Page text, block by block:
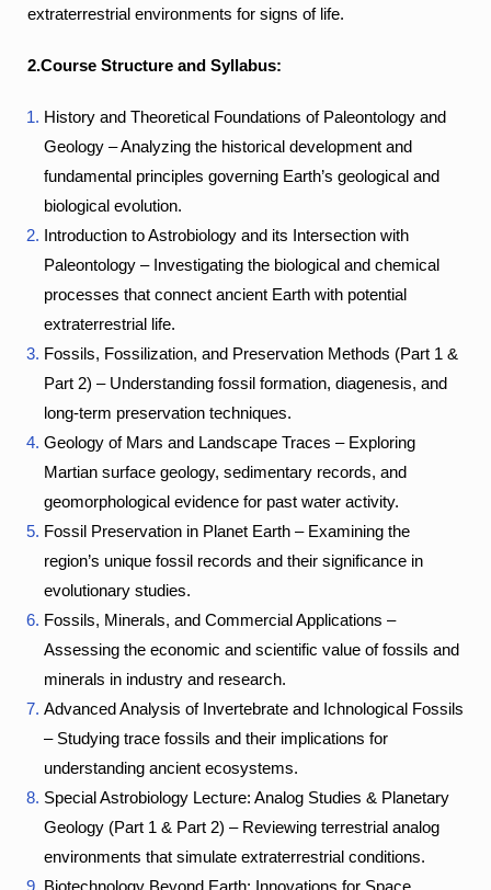
extraterrestrial environments for signs of life.
2.Course Structure and Syllabus:
History and Theoretical Foundations of Paleontology and
Geology – Analyzing the historical development and
fundamental principles governing Earth’s geological and
biological evolution.
Introduction to Astrobiology and its Intersection with
Paleontology – Investigating the biological and chemical
processes that connect ancient Earth with potential
extraterrestrial life.
Fossils, Fossilization, and Preservation Methods (Part 1 &
Part 2) – Understanding fossil formation, diagenesis, and
long-term preservation techniques.
Geology of Mars and Landscape Traces – Exploring
Martian surface geology, sedimentary records, and
geomorphological evidence for past water activity.
Fossil Preservation in Planet Earth – Examining the
region’s unique fossil records and their significance in
evolutionary studies.
Fossils, Minerals, and Commercial Applications –
Assessing the economic and scientific value of fossils and
minerals in industry and research.
Advanced Analysis of Invertebrate and Ichnological Fossils
– Studying trace fossils and their implications for
understanding ancient ecosystems.
Special Astrobiology Lecture: Analog Studies & Planetary
Geology (Part 1 & Part 2) – Reviewing terrestrial analog
environments that simulate extraterrestrial conditions.